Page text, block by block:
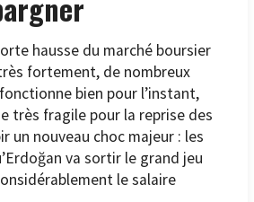
hausse du marché boursier
fortement, de nombreux
bien pour l’instant,
très fragile pour la reprise des
un nouveau choc majeur : les
va sortir le grand jeu
le salaire